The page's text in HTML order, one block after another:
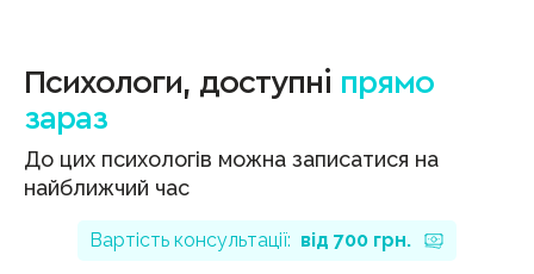
Психологи, доступні прямо
зараз
До цих психологів можна записатися на
найближчий час
Вартість консультації: від 700 грн.